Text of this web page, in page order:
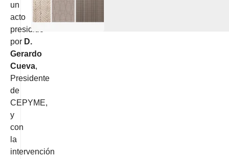
un
acto
presidido
por D.
Gerardo
Cueva,
Presidente
de
CEPYME,
y
con
la
intervención